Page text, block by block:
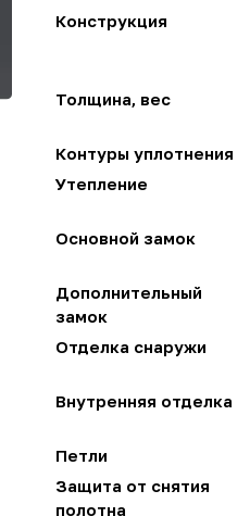
Конструкция
Толщина, вес
Контуры уплотнения
Утепление
Основной замок
Дополнительный
замок
Отделка снаружи
Внутренняя отделка
Петли
Защита от снятия
полотна